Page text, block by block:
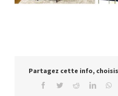
Partagez cette info,
FacebookTwitterRedditLinkedIn